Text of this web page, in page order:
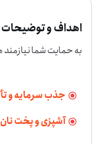
اهداف و توضیحات
به حمایت شما
جذب سرمایه و
آشپزی و پخت نان